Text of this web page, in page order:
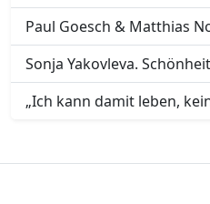
Paul Goesch & Matthias
Sonja Yakovleva.
„Ich kann damit leben,